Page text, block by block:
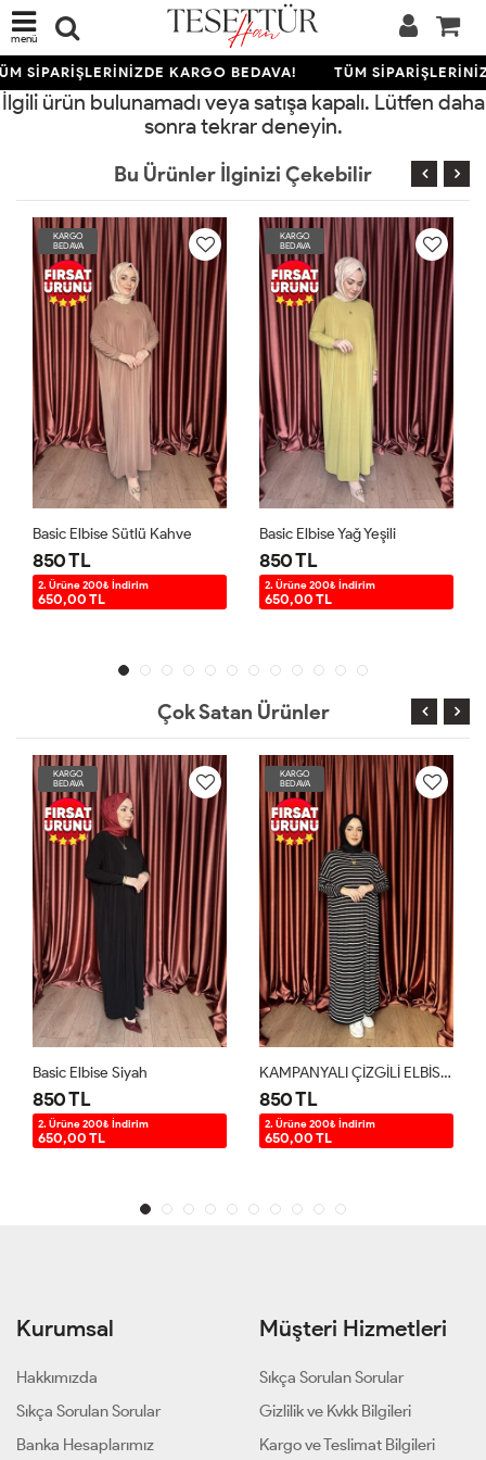
menü
SİPARİŞLERİNİZDE KARGO BEDAVA! TÜM
İlgili ürün bulunamadı veya satışa kapalı. Lütfen daha
sonra tekrar deneyin.
Bu Ürünler İlginizi Çekebilir
KARGO
BEDAVA
Basic Elbise Yağ Yeşili
850 TL
2. Ürüne 200₺ İndirim
650,00 TL
KARGO
BEDAVA
850 TL
2. Ürüne 200₺ İndirim
650,00 TL
Çok Satan Ürünler
KARGO
BEDAVA
Basic Elbise Siyah
850 TL
2. Ürüne 200₺ İndirim
650,00 TL
KARGO
BEDAVA
KAMPANYALI ÇİZGİLİ ELBİSE Siyah
850 TL
2. Ürüne 200₺ İndirim
650,00 TL
Kurumsal
Hakkımızda
Sıkça Sorulan Sorular
Banka Hesaplarımız
Müşteri Hizmetleri
Sıkça Sorulan Sorular
Gizlilik ve Kvkk Bilgileri
Kargo ve Teslimat Bilgileri